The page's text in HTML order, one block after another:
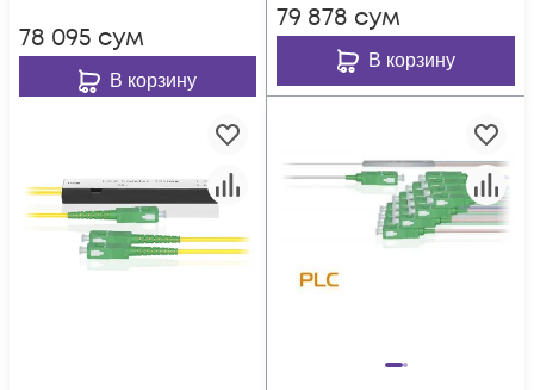
78 095 сум
В корзину
79 878 сум
В корзину